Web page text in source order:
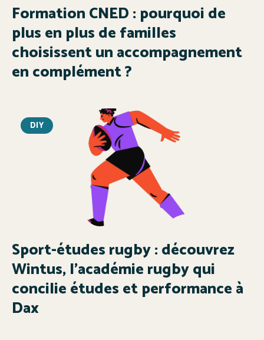
Formation CNED : pourquoi de
plus en plus de familles
choisissent un accompagnement
en complément ?
DIY
Sport-études rugby : découvrez
Wintus, l’académie rugby qui
concilie études et performance à
Dax